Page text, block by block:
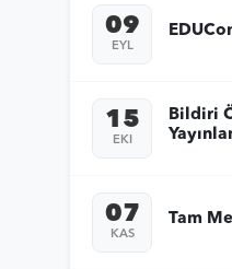
09
EYL
15
EKI
Bildiri
07
KAS
Tam